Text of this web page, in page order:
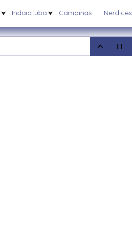
Indaiatuba Campinas Nerdices